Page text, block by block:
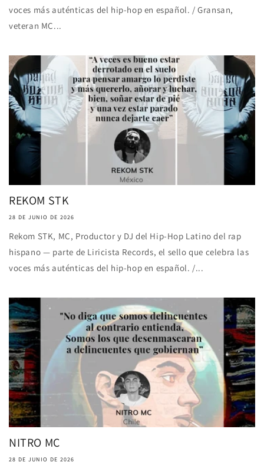
voces más auténticas del hip-hop en español. / Gransan,
veteran MC...
REKOM STK
28 DE JUNIO DE 2026
Rekom STK, MC, Productor y DJ del Hip-Hop Latino del rap
hispano — parte de Liricista Records, el sello que celebra las
voces más auténticas del hip-hop en español. /...
NITRO MC
28 DE JUNIO DE 2026